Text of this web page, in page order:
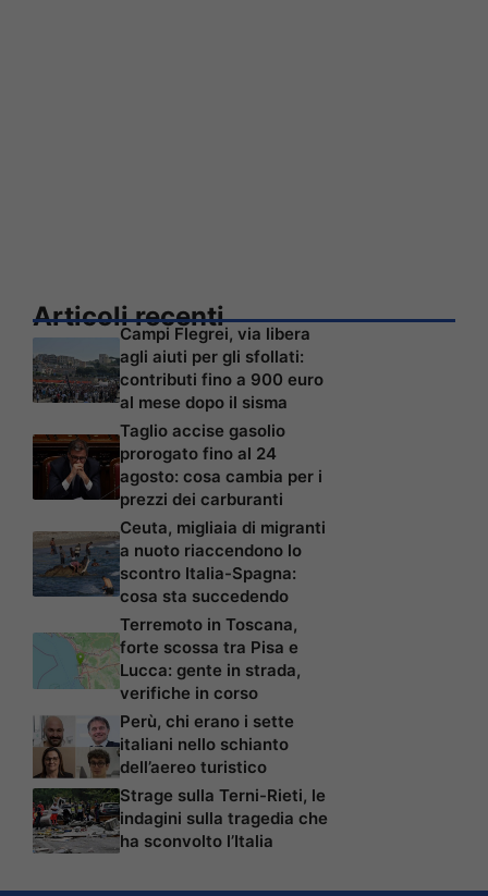
Articoli recenti
Campi Flegrei, via libera
agli aiuti per gli sfollati:
contributi fino a 900 euro
al mese dopo il sisma
Taglio accise gasolio
prorogato fino al 24
agosto: cosa cambia per i
prezzi dei carburanti
Ceuta, migliaia di migranti
a nuoto riaccendono lo
scontro Italia-Spagna:
cosa sta succedendo
Terremoto in Toscana,
forte scossa tra Pisa e
Lucca: gente in strada,
verifiche in corso
Perù, chi erano i sette
italiani nello schianto
dell’aereo turistico
Strage sulla Terni-Rieti, le
indagini sulla tragedia che
ha sconvolto l’Italia